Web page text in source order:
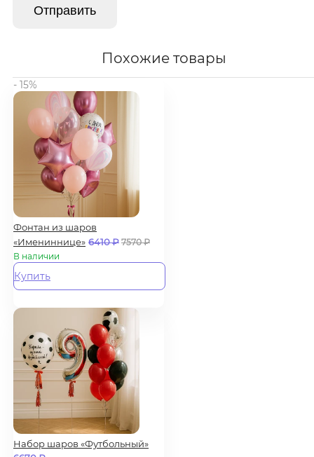
Похожие товары
- 15%
Фонтан из шаров
«Имениннице» 6410₽ 7570₽
В наличии
Купить
Набор шаров «Футбольный»